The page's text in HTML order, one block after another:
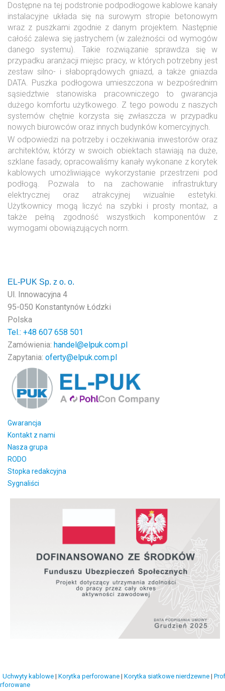
Dostępne na tej podstronie podpodłogowe kablowe kanały
instalacyjne układa się na surowym stropie betonowym
wraz z puszkami zgodnie z danym projektem. Następnie
całość zalewa się jastrychem (w zależności od wymogów
danego systemu). Takie rozwiązanie sprawdza się w
przypadku aranżacji miejsc pracy, w których potrzebny jest
zestaw silno- i słaboprądowych gniazd, a także gniazda
DATA. Puszka podłogowa umieszczona w bezpośrednim
sąsiedztwie stanowiska pracowniczego to gwarancja
dużego komfortu użytkowego. Z tego powodu z naszych
systemów chętnie korzysta się zwłaszcza w przypadku
nowych biurowców oraz innych budynków komercyjnych.
W odpowiedzi na potrzeby i oczekiwania inwestorów oraz
architektów, którzy w swoich obiektach stawiają na duże,
szklane fasady, opracowaliśmy kanały wykonane z korytek
kablowych umożliwiające wykorzystanie przestrzeni pod
podłogą. Pozwala to na zachowanie infrastruktury
elektrycznej oraz atrakcyjnej wizualnie estetyki.
Użytkownicy mogą liczyć na szybki i prosty montaż, a
także pełną zgodność wszystkich komponentów z
wymogami obowiązujących norm.
EL-PUK Sp. z o. o.
Ul. Innowacyjna 4
95-050 Konstantynów Łódzki
Polska
Tel.: +48 607 658 501
Zamówienia: handel@elpuk.com.pl
Zapytania: oferty@elpuk.com.pl
Gwarancja
Kontakt z nami
Nasza grupa
RODO
Stopka redakcyjna
Sygnaliści
Uchwyty kablowe | Korytka perforowane | Korytka siatkowe nierdzewne |